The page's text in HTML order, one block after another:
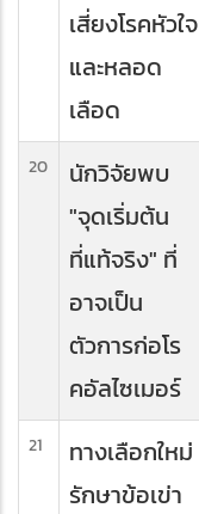
เสี่ยงโรคหัวใจ
และหลอด
เลือด
20
นักวิจัยพบ
"จุดเริ่มต้น
ที่แท้จริง" ที่
อาจเป็น
ตัวการก่อโร
คอัลไซเมอร์
21
ทางเลือกใหม่
รักษาข้อเข่า